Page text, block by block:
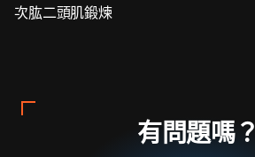
次肱二頭肌鍛煉
有問題嗎？